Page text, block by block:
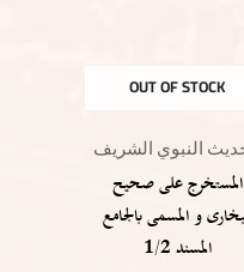
OUT OF STOCK
النبوي الشريف
المستخرج على صحيح
و المسمى بالجامع
المسند 1/2